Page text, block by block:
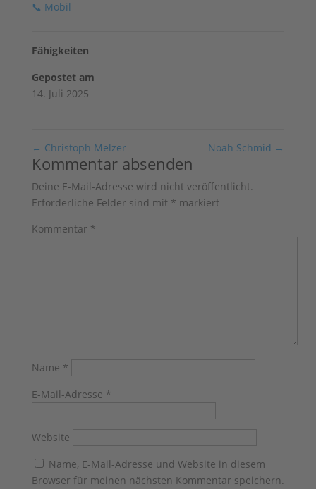
📞 Mobil
Fähigkeiten
Gepostet am
14. Juli 2025
← Christoph Melzer Noah Schmid →
Kommentar absenden
Deine E-Mail-Adresse wird nicht veröffentlicht.
Erforderliche Felder sind mit * markiert
Kommentar *
Name *
E-Mail-Adresse *
Website
Name, E-Mail-Adresse und Website in diesem
Browser für meinen nächsten Kommentar speichern.